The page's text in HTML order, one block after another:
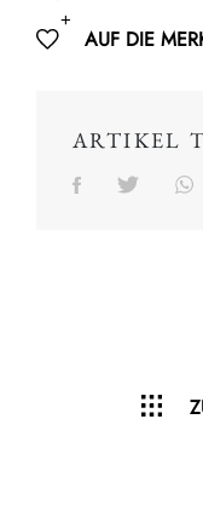
AUF DIE
ARTIKEL